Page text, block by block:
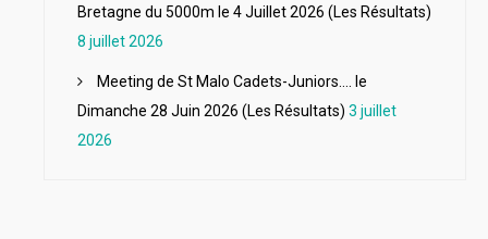
Bretagne du 5000m le 4 Juillet 2026 (Les Résultats)
8 juillet 2026
Meeting de St Malo Cadets-Juniors…. le
Dimanche 28 Juin 2026 (Les Résultats) 3 juillet
2026